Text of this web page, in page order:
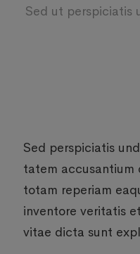
Sed ut perspiciatis
unde omnis
eaque ipsa
veritatis et quasi
sunt explicabo.